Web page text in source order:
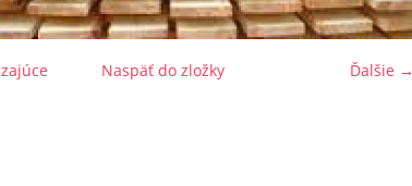
Ďalšie →
Naspäť do zložky